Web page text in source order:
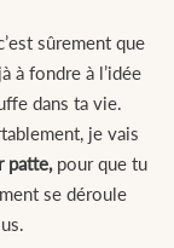
sûrement que
à fondre à l’idée
dans ta vie.
je vais
patte,pour que tu
se déroule